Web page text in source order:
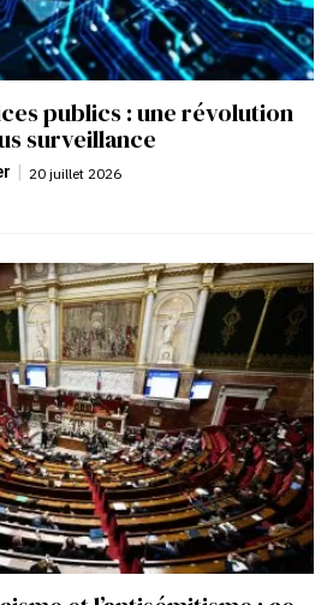
publics : une révolution
surveillance
| 20 juillet 2026